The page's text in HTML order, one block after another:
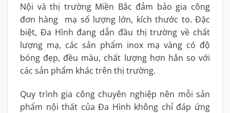
Nội và thị trường Miền Bắc đảm bảo gia công
đơn hàng mạ số lượng lớn, kích thước to. Đặc
biệt, Đa Hình đang dẫn đầu thị trường về chất
lượng mạ, các sản phẩm inox mạ vàng có độ
bóng đẹp, đều màu, chất lượng hơn hẳn so với
các sản phẩm khác trên thị trường.
Quy trình gia công chuyên nghiệp nên mỗi sản
phẩm nội thất của Đa Hình không chỉ đáp ứng